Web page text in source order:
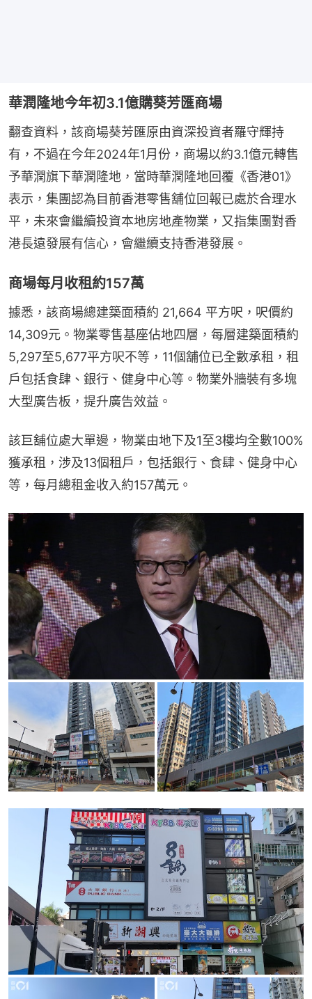
華潤隆地今年初3.1億購葵芳匯商場
翻查資料，該商場葵芳匯原由資深投資者羅守輝持
有，不過在今年2024年1月份，商場以約3.1億元轉售
予華潤旗下華潤隆地，當時華潤隆地回覆《香港01》
表示，集團認為目前香港零售舖位回報已處於合理水
平，未來會繼續投資本地房地產物業，又指集團對香
港長遠發展有信心，會繼續支持香港發展。
商場每月收租約157萬
據悉，該商場總建築面積約 21,664 平方呎，呎價約
14,309元。物業零售基座佔地四層，每層建築面積約
5,297至5,677平方呎不等，11個舖位已全數承租，租
戶包括食肆、銀行、健身中心等。物業外牆裝有多塊
大型廣告板，提升廣告效益。
該巨舖位處大單邊，物業由地下及1至3樓均全數100%
獲承租，涉及13個租戶，包括銀行、食肆、健身中心
等，每月總租金收入約157萬元。